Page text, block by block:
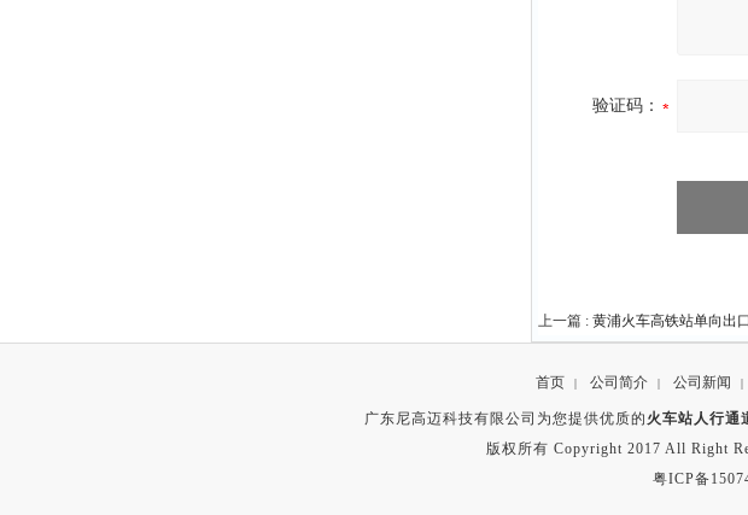
验证码：
上一篇 : 黄浦火车高铁站单向出
首页 | 公司简介 | 公司新闻 |
广东尼高迈科技有限公司为您提供优质的 火车站人行通
版权所有 Copyright 2017 All Right
粤ICP备